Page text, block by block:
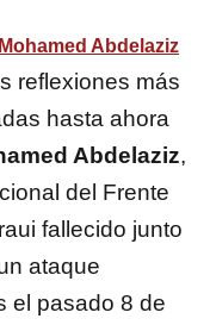
Abdelaziz
reflexiones más
hasta ahora
Abdelaziz,
del Frente
fallecido junto
ataque
el pasado 8 de